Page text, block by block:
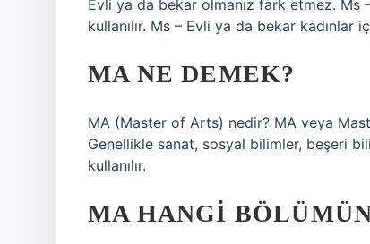
Evli ya da bekar olmanız fark etmez. Ms
kullanılır. Ms – Evli ya da bekar kadınlar
MA NE DEMEK?
MA (Master of Arts) nedir? MA veya
Genellikle sanat, sosyal bilimler, beşeri
kullanılır.
MA HANGI